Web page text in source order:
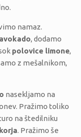
namaz.
, dodamo
polovice limone,
z mešalnikom,
nasekljamo na
Pražimo toliko
na štedilniku
. Pražimo še